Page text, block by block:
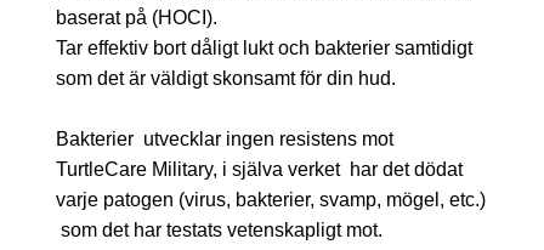
baserat på (HOCI).
Tar effektiv bort dåligt lukt och bakterier samtidigt
som det är väldigt skonsamt för din hud.
Bakterier utvecklar ingen resistens mot
TurtleCare Military, i själva verket har det dödat
varje patogen (virus, bakterier, svamp, mögel, etc.)
som det har testats vetenskapligt mot.